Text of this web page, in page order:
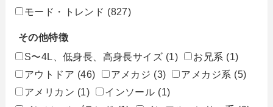
モード・トレンド (827)
その他特徴
S〜4L、低身長、高身長サイズ (1) お兄系 (1)
アウトドア (46) アメカジ (3) アメカジ系 (5)
アメリカン (1) インソール (1)